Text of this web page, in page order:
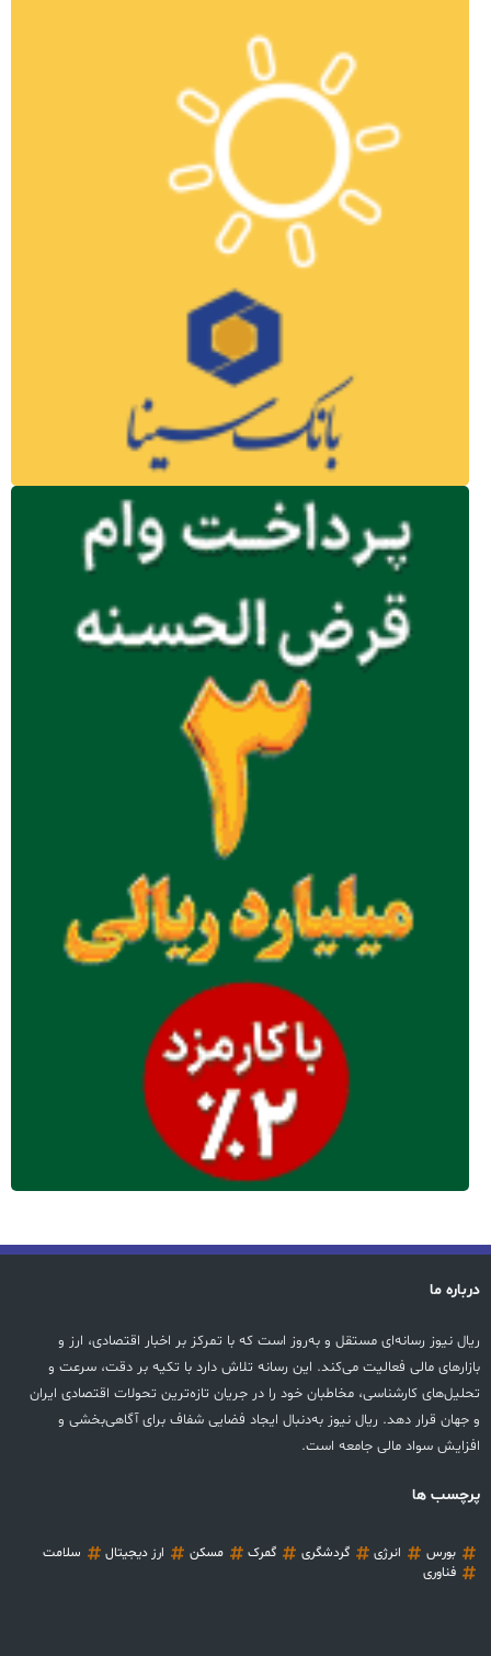
درباره ما
ریال نیوز رسانه‌ای مستقل و به‌روز است که با تمرکز بر اخبار اقتصادی، ارز و
بازارهای مالی فعالیت می‌کند. این رسانه تلاش دارد با تکیه بر دقت، سرعت و
تحلیل‌های کارشناسی، مخاطبان خود را در جریان تازه‌ترین تحولات اقتصادی ایران
و جهان قرار دهد. ریال نیوز به‌دنبال ایجاد فضایی شفاف برای آگاهی‌بخشی و
افزایش سواد مالی جامعه است.
پرچسب ها
بورس انرژی گردشگری گمرک مسکن ارز دیجیتال
سلامت
فناوری